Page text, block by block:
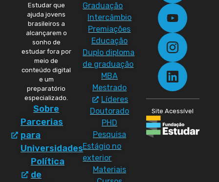
Estudar que
ajuda jovens
brasileiros a
alcançarem o
sonho de
estudar fora por
meio de
conteúdo digital
e um
preparatório
especializado.
Sobre
Parcerias
para
Universidades
Política
de
Graduação
Intercâmbio
Premiações
Educação
Duplo diploma
de graduação
MBA
Mestrado
Líderes
Doutorado
PHD
Pesquisa
Estágio no
exterior
Materiais
Site Acessível